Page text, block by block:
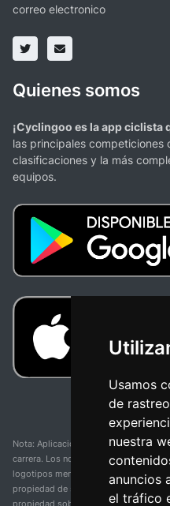
Usamos
de
nuestra
anuncios
el tráfico
correo electronico
Quienes somos
¡Cyclingoo es la app ciclista
las principales competiciones
clasificaciones y la más
equipos.
Nota: Aplicación y web no oficial y no
carrera. Los nombres de equipos,
logotipos mencionados en esta
propiedad de sus respectivos